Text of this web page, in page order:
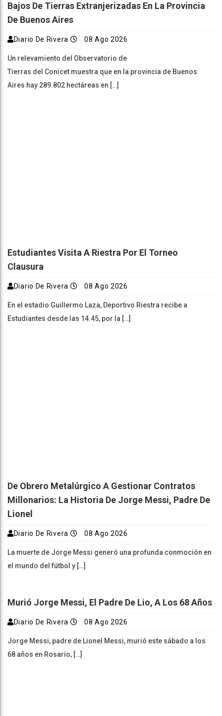
Bajos De Tierras Extranjerizadas En La Provincia
De Buenos Aires
Diario De Rivera 08 Ago 2026
Un relevamiento del Observatorio de
Tierras del Conicet muestra que en la provincia de Buenos
Aires hay 289.802 hectáreas en […]
Estudiantes Visita A Riestra Por El Torneo
Clausura
Diario De Rivera 08 Ago 2026
En el estadio Guillermo Laza, Deportivo Riestra recibe a
Estudiantes desde las 14.45, por la […]
De Obrero Metalúrgico A Gestionar Contratos
Millonarios: La Historia De Jorge Messi, Padre De
Lionel
Diario De Rivera 08 Ago 2026
La muerte de Jorge Messi generó una profunda conmoción en
el mundo del fútbol y […]
Murió Jorge Messi, El Padre De Lio, A Los 68 Años
Diario De Rivera 08 Ago 2026
Jorge Messi, padre de Lionel Messi, murió este sábado a los
68 años en Rosario, […]